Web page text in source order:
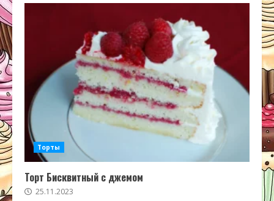
Торты
Торт Бисквитный с джемом
25.11.2023